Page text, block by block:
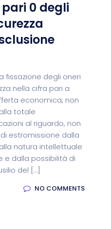
pari 0 degli
fissazione degli oneri
nella cifra pari a
economica, non
totale
al riguardo, non
estromissione dalla
natura intellettuale
e dalla possibilità di
del […]
NO COMMENTS